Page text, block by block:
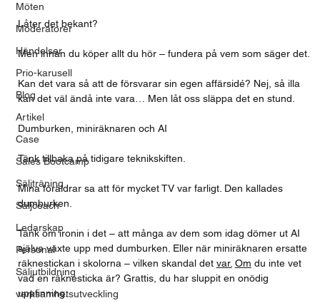
Möten
Moderatorer
Händelser
Prio-karusell
Blog
Artikel
Case
Sales Bootcamp
Säljträning
Säljcoach
Ledarskap
Personal
Säljutbildning
verksamhetsutveckling
Låter det bekant?
Men innan du köper allt du hör – fundera på vem som säger det.
Kan det vara så att de försvarar sin egen affärsidé? Nej, så illa
kan det väl ändå inte vara… Men låt oss släppa det en stund.
Dumburken, miniräknaren och AI
Tänk tillbaka på tidigare teknikskiften.
Mina föräldrar sa att för mycket TV var farligt. Den kallades
dumburken.
Tänk om ironin i det – att många av dem som idag dömer ut AI
själva växte upp med dumburken. Eller när miniräknaren ersatte
räknestickan i skolorna – vilken skandal det var. Om du inte vet
vad en räknesticka är? Grattis, du har sluppit en onödig
uppfinning.